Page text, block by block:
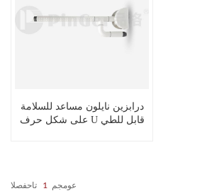
درابزين نايلون مساعد للسلامة
على شكل حرف U قابل للطي
عومجم 1 تاحفصلا